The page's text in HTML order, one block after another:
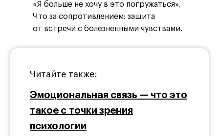
«Я больше не хочу в это погружаться».
Что за сопротивлением: защита
от встречи с болезненными чувствами.
Читайте также:
Эмоциональная связь — что это
такое с точки зрения
психологии